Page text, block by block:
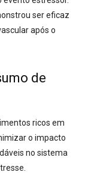
ser eficaz
após o
de
ricos em
o impacto
no sistema